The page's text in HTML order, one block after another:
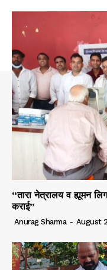
“तारा नेत्रालय व ह्यूमन
कराई”
Anurag Sharma - August